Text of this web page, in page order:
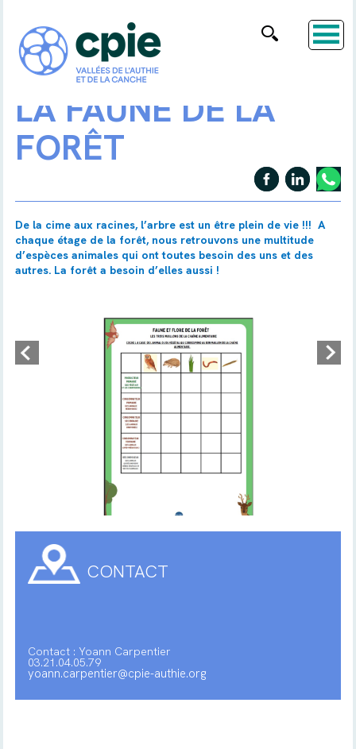
LA FAUNE DE LA
FORÊT
De la cime aux racines, l’arbre est un être plein de vie !!! A
chaque étage de la forêt, nous retrouvons une multitude
d’espèces animales qui ont toutes besoin des uns et des
autres. La forêt a besoin d’elles aussi !
CONTACT
Contact : Yoann Carpentier
03.21.04.05.79
yoann.carpentier@cpie-authie.org